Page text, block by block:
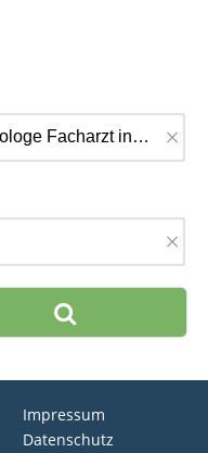
×
×
Impressum
Datenschutz